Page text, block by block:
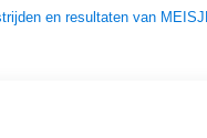
en resultaten van